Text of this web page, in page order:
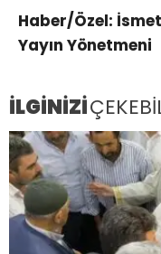
Haber/Özel:
Yayın Yönetmeni
İLGİNİZİ